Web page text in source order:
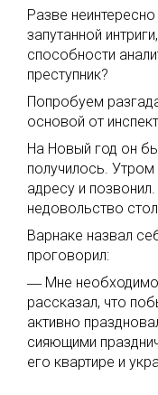
Разве
запутанной
способности
преступник?
Попробуем
основой от
На Новый год он
получилось.
адресу и
недовольство
Варнаке назвал
проговорил:
― Мне необходимо
рассказал, что
активно
сияющими
его квартире и